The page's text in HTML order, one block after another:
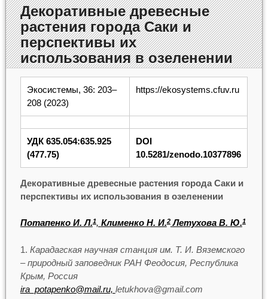
Декоративные древесные
растения города Саки и
перспективы их
использования в озеленении
Экосистемы, 36: 203–
208 (2023)
https://ekosystems.cfuv.ru
УДК 635.054:635.925
(477.75)
DOI
10.5281/zenodo.10377896
Декоративные древесные растения города Саки и
перспективы их использования в озеленении
Потапенко И. Л.1, Клименко Н. И.2Летухова В. Ю.1
Карадагская научная станция им. Т. И. Вяземского
– природный заповедник РАН Феодосия, Республика
Крым, Россия
ira_potapenko@mail.ru, letukhova@gmail.com